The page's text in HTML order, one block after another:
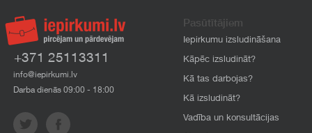
+371 25113311
info@iepirkumi.lv
Darba dienās 09:00 - 18:00
Pasūtītājiem
Iepirkumu izsludināšana
Kāpēc izsludināt?
Kā tas darbojas?
Kā izsludināt?
Vadība un konsultācijas